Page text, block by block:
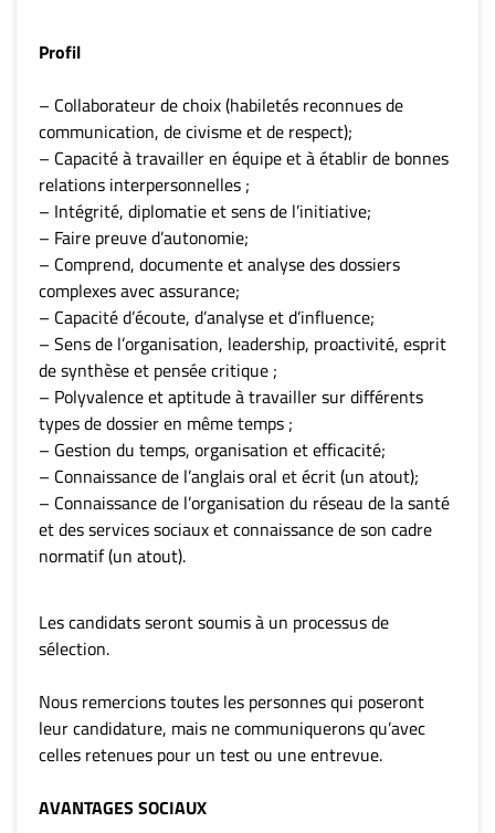
Profil
– Collaborateur de choix (habiletés reconnues de
communication, de civisme et de respect);
– Capacité à travailler en équipe et à établir de bonnes
relations interpersonnelles ;
– Intégrité, diplomatie et sens de l’initiative;
– Faire preuve d’autonomie;
– Comprend, documente et analyse des dossiers
complexes avec assurance;
– Capacité d’écoute, d’analyse et d’influence;
– Sens de l’organisation, leadership, proactivité, esprit
de synthèse et pensée critique ;
– Polyvalence et aptitude à travailler sur différents
types de dossier en même temps ;
– Gestion du temps, organisation et efficacité;
– Connaissance de l’anglais oral et écrit (un atout);
– Connaissance de l’organisation du réseau de la santé
et des services sociaux et connaissance de son cadre
normatif (un atout).
Les candidats seront soumis à un processus de
sélection.
Nous remercions toutes les personnes qui poseront
leur candidature, mais ne communiquerons qu’avec
celles retenues pour un test ou une entrevue.
AVANTAGES SOCIAUX